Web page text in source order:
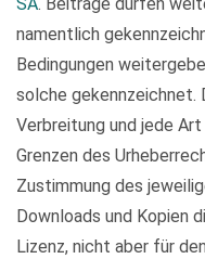
namentlich
Bedingungen
solche gekennzeichnet.
Verbreitung und jede
Grenzen des
Zustimmung des
Downloads und Kopien
Lizenz, nicht aber für